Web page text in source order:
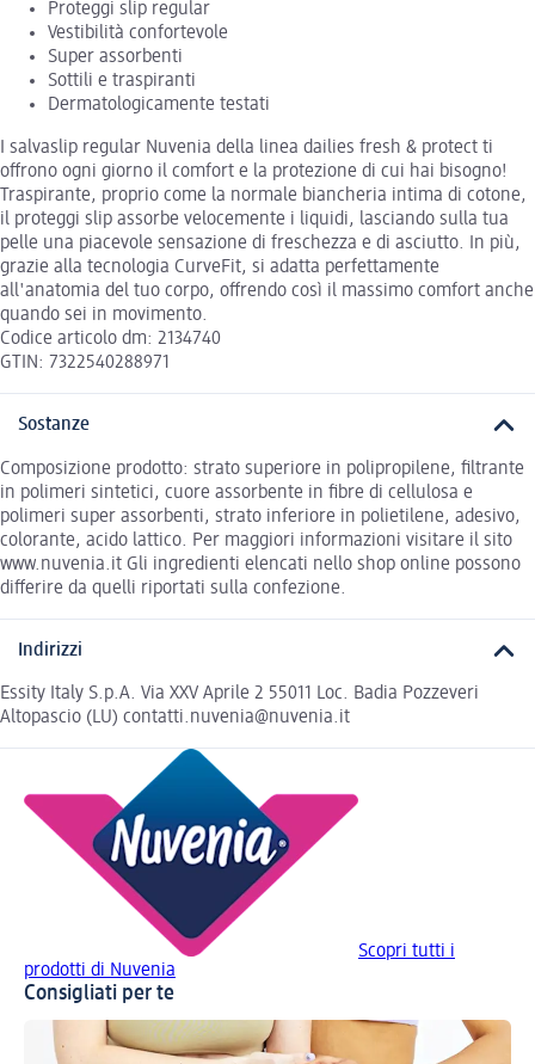
Proteggi slip regular
Vestibilità confortevole
Super assorbenti
Sottili e traspiranti
Dermatologicamente testati
I salvaslip regular Nuvenia della linea dailies fresh & protect ti
offrono ogni giorno il comfort e la protezione di cui hai bisogno!
Traspirante, proprio come la normale biancheria intima di cotone,
il proteggi slip assorbe velocemente i liquidi, lasciando sulla tua
pelle una piacevole sensazione di freschezza e di asciutto. In più,
grazie alla tecnologia CurveFit, si adatta perfettamente
all'anatomia del tuo corpo, offrendo così il massimo comfort anche
quando sei in movimento.
Codice articolo dm: 2134740
GTIN: 7322540288971
Sostanze
Composizione prodotto: strato superiore in polipropilene, filtrante
in polimeri sintetici, cuore assorbente in fibre di cellulosa e
polimeri super assorbenti, strato inferiore in polietilene, adesivo,
colorante, acido lattico. Per maggiori informazioni visitare il sito
www.nuvenia.it Gli ingredienti elencati nello shop online possono
differire da quelli riportati sulla confezione.
Indirizzi
Essity Italy S.p.A. Via XXV Aprile 2 55011 Loc. Badia Pozzeveri
Altopascio (LU) contatti.nuvenia@nuvenia.it
Scopri tutti i
prodotti di Nuvenia
Consigliati per te